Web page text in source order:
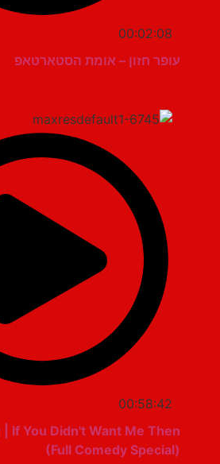
00:02:08
עופר חזון – אומת הסטארטאפ
00:58:42
| If You Didn't Want Me Then
(Full Comedy Special)